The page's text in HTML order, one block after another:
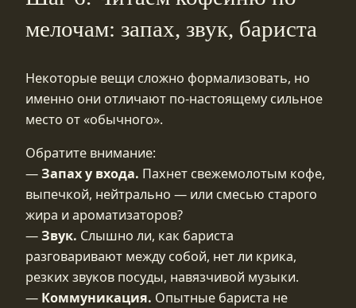
мелочам: запах, звук, бариста
Некоторые вещи сложно формализовать, но
именно они отличают по‑настоящему сильное
место от «обычного».
Обратите внимание:
—Запах у входа. Пахнет свежемолотым кофе,
выпечкой, нейтрально — или смесью старого
жира и ароматизаторов?
—Звук. Слышно ли, как бариста
разговаривают между собой, нет ли крика,
резких звуков посуды, навязчивой музыки.
— Коммуникация. Опытные бариста не